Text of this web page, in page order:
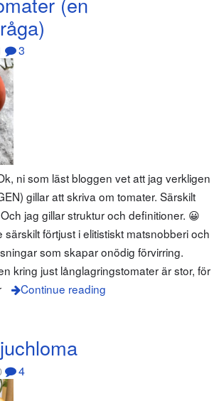
3
ni som läst bloggen vet att jag verkligen
gillar att skriva om tomater. Särskilt
jag gillar struktur och definitioner. 😀
förtjust i elitistiskt matsnobberi och
som skapar onödig förvirring.
kring just långlagringstomater är stor, för
Continue reading
4